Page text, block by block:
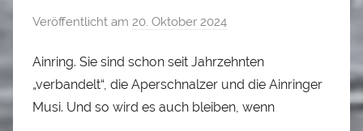
Veröffentlicht am 20. Oktober 2024
n
A
l
Ainring. Sie sind schon seit Jahrzehnten
„verbandelt“, die Aperschnalzer und die Ainringer
Musi. Und so wird es auch bleiben, wenn